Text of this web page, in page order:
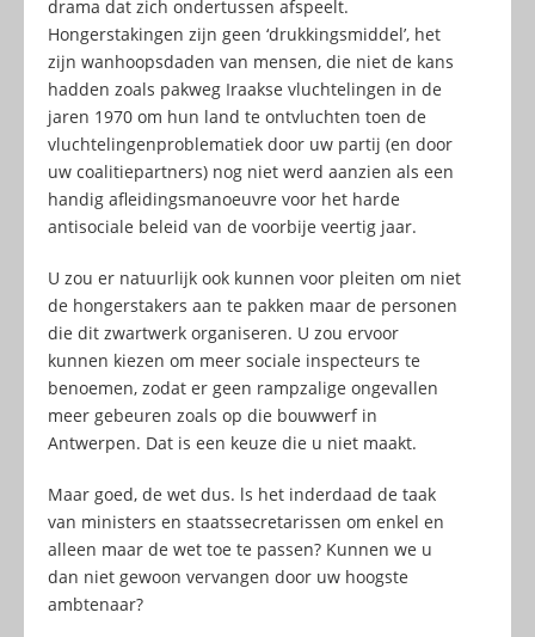
drama dat zich ondertussen afspeelt.
Hongerstakingen zijn geen ‘drukkingsmiddel’, het
zijn wanhoopsdaden van mensen, die niet de kans
hadden zoals pakweg Iraakse vluchtelingen in de
jaren 1970 om hun land te ontvluchten toen de
vluchtelingenproblematiek door uw partij (en door
uw coalitiepartners) nog niet werd aanzien als een
handig afleidingsmanoeuvre voor het harde
antisociale beleid van de voorbije veertig jaar.
U zou er natuurlijk ook kunnen voor pleiten om niet
de hongerstakers aan te pakken maar de personen
die dit zwartwerk organiseren. U zou ervoor
kunnen kiezen om meer sociale inspecteurs te
benoemen, zodat er geen rampzalige ongevallen
meer gebeuren zoals op die bouwwerf in
Antwerpen. Dat is een keuze die u niet maakt.
Maar goed, de wet dus. ls het inderdaad de taak
van ministers en staatssecretarissen om enkel en
alleen maar de wet toe te passen? Kunnen we u
dan niet gewoon vervangen door uw hoogste
ambtenaar?